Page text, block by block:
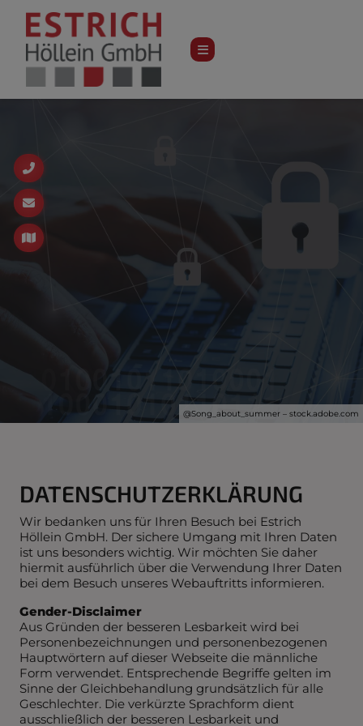
@Song_about_summer – stock.adobe.com
DATENSCHUTZERKLÄRUNG
Wir bedanken uns für Ihren Besuch bei Estrich
Höllein GmbH. Der sichere Umgang mit Ihren Daten
ist uns besonders wichtig. Wir möchten Sie daher
hiermit ausführlich über die Verwendung Ihrer Daten
bei dem Besuch unseres Webauftritts informieren.
Gender-Disclaimer
Aus Gründen der besseren Lesbarkeit wird bei
Personenbezeichnungen und personenbezogenen
Hauptwörtern auf dieser Webseite die männliche
Form verwendet. Entsprechende Begriffe gelten im
Sinne der Gleichbehandlung grundsätzlich für alle
Geschlechter. Die verkürzte Sprachform dient
ausschließlich der besseren Lesbarkeit und